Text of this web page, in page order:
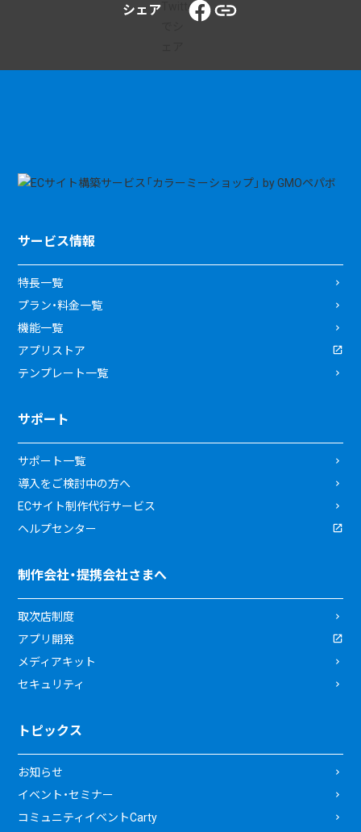
シェア
サービス情報
特長一覧
プラン・料金一覧
機能一覧
アプリストア
テンプレート一覧
サポート
サポート一覧
導入をご検討中の方へ
ECサイト制作代行サービス
ヘルプセンター
制作会社・提携会社さまへ
取次店制度
アプリ開発
メディアキット
セキュリティ
トピックス
お知らせ
イベント・セミナー
コミュニティイベントCarty